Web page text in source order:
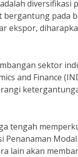
diversifikasi
pada
ekspor,
sektor
and Finance
tengah
lain akan